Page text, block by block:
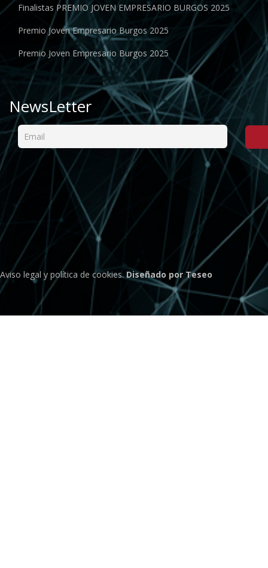
Finalistas PREMIO JOVEN EMPRESARIO BURGOS 2025
Premio Joven Empresario Burgos 2025
Premio Joven Empresario Burgos 2025
NewsLetter
Aviso legal y política de cookies.Diseñado por Teseo